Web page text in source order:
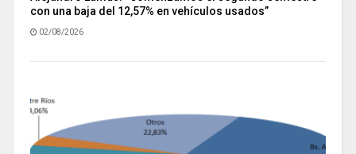
con una baja del 12,57% en vehículos usados”
02/08/2026